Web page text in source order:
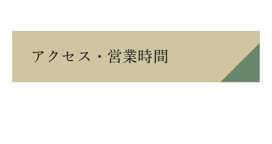
アクセス・営業時間